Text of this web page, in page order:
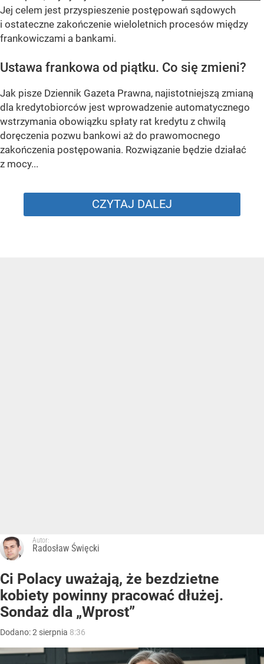
Jej celem jest przyspieszenie postępowań sądowych
i ostateczne zakończenie wieloletnich procesów między
frankowiczami a bankami.
Ustawa frankowa od piątku. Co się zmieni?
Jak pisze Dziennik Gazeta Prawna, najistotniejszą zmianą
dla kredytobiorców jest wprowadzenie automatycznego
wstrzymania obowiązku spłaty rat kredytu z chwilą
doręczenia pozwu bankowi aż do prawomocnego
zakończenia postępowania. Rozwiązanie będzie działać
z mocy...
CZYTAJ DALEJ
Autor:
Radosław Święcki
Ci Polacy uważają, że bezdzietne
kobiety powinny pracować dłużej.
Sondaż dla „Wprost”
Dodano:2 sierpnia 8:36